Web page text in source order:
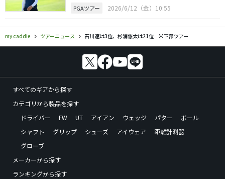
PGAツアー 2026/6/12（金）10:55
my caddie ツアーニュース 石川遼は3位、杉浦悠太は21位 米下部ツアー
すべてのギアから探す
カテゴリから製品を探す
ドライバー
FW UT アイアン ウェッジ パター
ボール
シャフト
グリップ シューズ アイウェア
距離計測器
グローブ
メーカーから探す
ランキングから探す